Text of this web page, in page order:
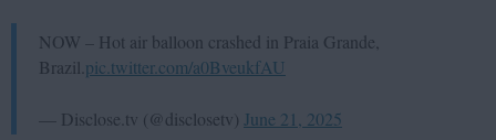
NOW – Hot air balloon crashed in Praia Grande,
Brazil. pic.twitter.com/a0BveukfAU
— Disclose.tv (@disclosetv) June 21, 2025